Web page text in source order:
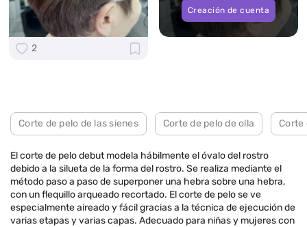
2
Creación de cuenta
Corte de pelo de las sienes Corte de pelo de olla Corte
El corte de pelo debut modela hábilmente el óvalo del rostro
debido a la silueta de la forma del rostro. Se realiza mediante el
método paso a paso de superponer una hebra sobre una hebra,
con un flequillo arqueado recortado. El corte de pelo se ve
especialmente aireado y fácil gracias a la técnica de ejecución de
varias etapas y varias capas. Adecuado para niñas y mujeres con